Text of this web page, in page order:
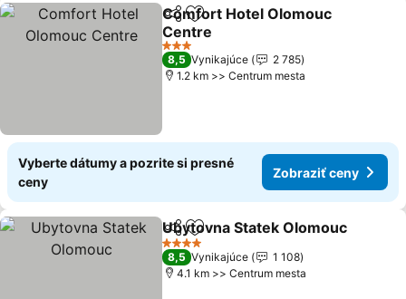
ZdieľaťPridať do obľúbených
Comfort Hotel Olomouc
Centre
3 Počet hviezdičiek
8,5 Vynikajúce
2 785
1.2 km >> Centrum mesta
Vyberte dátumy a pozrite si presné
ceny
Zobraziť ceny
ZdieľaťPridať do obľúbených
Ubytovna Statek Olomouc
4 Počet hviezdičiek
8,5 Vynikajúce
1 108
4.1 km >> Centrum mesta